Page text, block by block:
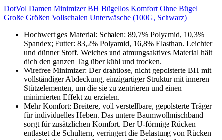
DotVol Damen Minimizer BH Bügellos Komfort Ohne Bügel
Große Größen Vollschalen Unterwäsche (100G, Schwarz)
Hochwertiges Material: Schalen: 89,7% Polyamid, 10,3%
Spandex; Futter: 83,2% Polyamid, 16,8% Elasthan. Leichter
und dünner Stoff. Weiches und atmungsaktives Material hält
dich den ganzen Tag über kühl und trocken.
Wirefree Minimizer: Der drahtlose, nicht gepolsterte BH mit
vollständiger Abdeckung, einzigartiger Struktur mit inneren
Stützelementen, um die sie zu zentrieren und einen
minimierten Effekt zu erzielen.
Mehr Komfort: Breitere, voll verstellbare, gepolsterte Träger
für individuelles Heben. Das untere Baumwollmischband
sorgt für zusätzlichen Komfort. Der U-förmige Rücken
entlastet die Schultern, verringert die Belastung von Rücken